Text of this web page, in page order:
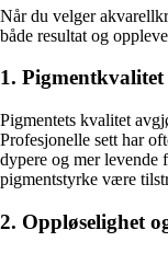
Når du velger
både resultat og
1.
Pigmentets kvalitet
Profesjonelle sett har
dypere og mer levende
pigmentstyrke være
2. Oppløselighet